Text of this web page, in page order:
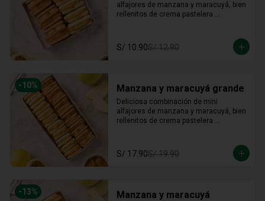
alfajores de manzana y maracuyá, bien
rellenitos de crema pastelera
S/ 10.90S/ 12.90
-10% Manzana y maracuyá grande
Deliciosa combinación de mini
alfajores de manzana y maracuyá, bien
rellenitos de crema pastelera
S/ 17.90S/ 19.90
-13%
Manzana y maracuyá